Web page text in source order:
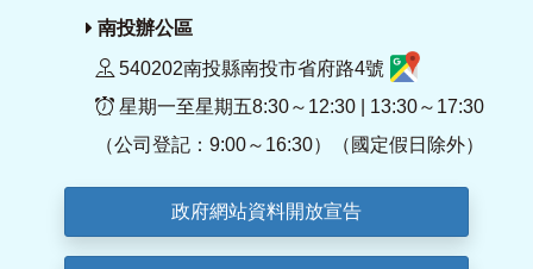
南投辦公區
540202南投縣南投市省府路4號
星期一至星期五8:30～12:30 | 13:30～17:30
（公司登記：9:00～16:30）（國定假日除外）
政府網站資料開放宣告